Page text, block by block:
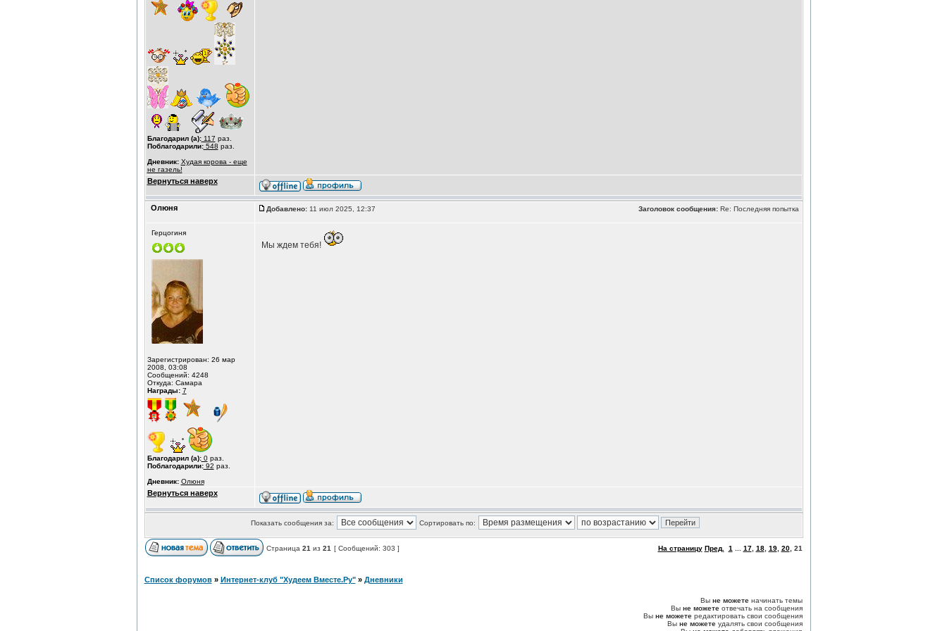
Благодарил (а):117 раз.
Поблагодарили:548 раз.
Дневник: Худая корова - еще
не газель!
Вернуться наверх
Олюня Заголовок сообщения:Re: Последняя попытка
Добавлено:11 июл 2025, 12:37
Герцогиня
Зарегистрирован: 26 мар
2008, 03:08
Сообщений: 4248
Откуда: Самара
Награды: 7
Благодарил (а):0раз.
Поблагодарили:92 раз.
Дневник: Олюня
Мы ждем тебя!
Вернуться наверх
Показать сообщения за: Сортировать по:
Страница 21 из 21 [ Сообщений: 303 ] На страницу Пред. 1 17, 18, 19, 20, 21
Список форумов» Интернет-клуб "Худеем Вместе.Ру"» Дневники
Вы не можетеначинать темы
Вы не можетеотвечать на сообщения
Вы не можетередактировать свои сообщения
Вы не можетеудалять свои сообщения